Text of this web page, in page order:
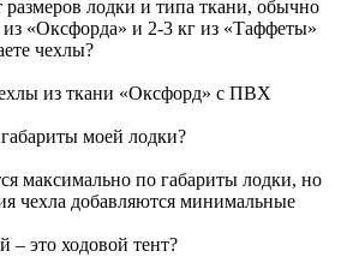
размеров лодки и типа ткани, обычно
из «Оксфорда» и 2-3 кг из «Таффеты»
чехлы?
из ткани «Оксфорд» с ПВХ
моей лодки?
максимально по габариты лодки, но
чехла добавляются минимальные
– это ходовой тент?